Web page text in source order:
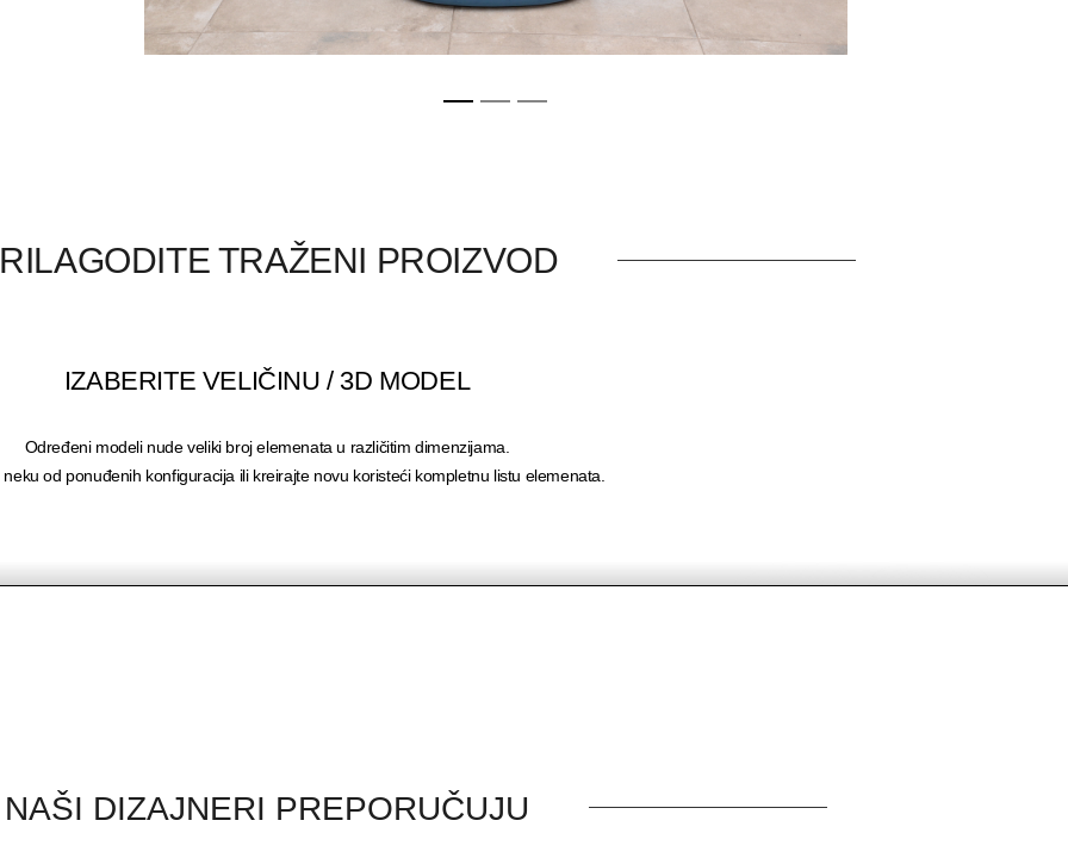
TRAŽENI PROIZVOD
IZABERITE VELIČINU / 3D MODEL
Određeni modeli nude veliki broj elemenata u različitim dimenzijama.
od ponuđenih konfiguracija ili kreirajte novu koristeći kompletnu listu elemenata.
NAŠI DIZAJNERI PREPORUČUJU